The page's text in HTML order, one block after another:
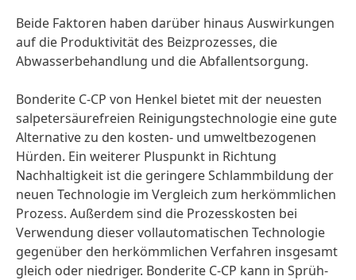
Beide Faktoren haben darüber hinaus Auswirkungen
auf die Produktivität des Beizprozesses, die
Abwasserbehandlung und die Abfallentsorgung.
Bonderite C-CP von Henkel bietet mit der neuesten
salpetersäurefreien Reinigungstechnologie eine gute
Alternative zu den kosten- und umweltbezogenen
Hürden. Ein weiterer Pluspunkt in Richtung
Nachhaltigkeit ist die geringere Schlammbildung der
neuen Technologie im Vergleich zum herkömmlichen
Prozess. Außerdem sind die Prozesskosten bei
Verwendung dieser vollautomatischen Technologie
gegenüber den herkömmlichen Verfahren insgesamt
gleich oder niedriger. Bonderite C-CP kann in Sprüh-